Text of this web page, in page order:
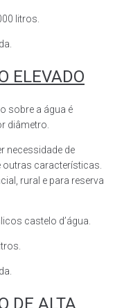
litros.
ELEVADO
sobre a água é
diâmetro.
necessidade de
outras características.
rural e para reserva
castelo d’água.
DE ALTA